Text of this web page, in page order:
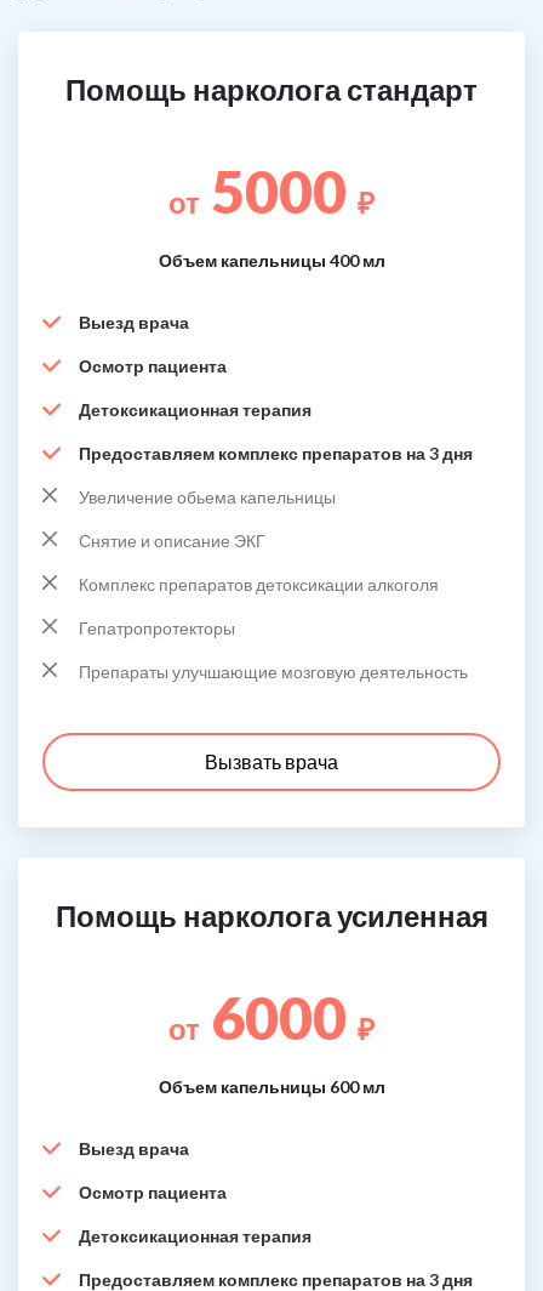
Помощь нарколога стандарт
от 5000 ₽
Объем капельницы 400 мл
Выезд врача
Осмотр пациента
Детоксикационная терапия
Предоставляем комплекс препаратов на 3 дня
Увеличение обьема капельницы
Снятие и описание ЭКГ
Комплекс препаратов детоксикации алкоголя
Гепатропротекторы
Препараты улучшающие мозговую деятельность
Вызвать врача
Помощь нарколога усиленная
от 6000 ₽
Объем капельницы 600 мл
Выезд врача
Осмотр пациента
Детоксикационная терапия
Предоставляем комплекс препаратов на 3 дня